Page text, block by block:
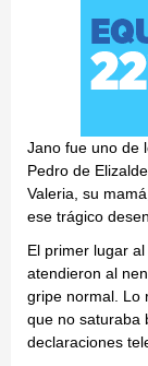
Jano fue uno de
Pedro de
Valeria, su
ese trágico
El primer lugar
atendieron al
gripe normal. Lo
que no saturaba
declaraciones